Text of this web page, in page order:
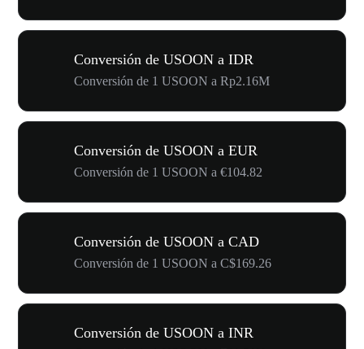
Conversión de USOON a IDR
Conversión de 1 USOON a Rp2.16M
Conversión de USOON a EUR
Conversión de 1 USOON a €104.82
Conversión de USOON a CAD
Conversión de 1 USOON a C$169.26
Conversión de USOON a INR